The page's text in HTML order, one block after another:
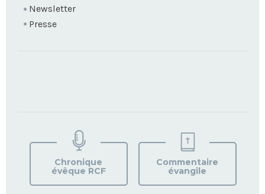
Newsletter
Presse
VOTRE
PAROISSE
Chronique
évêque RCF
Commentaire
évangile